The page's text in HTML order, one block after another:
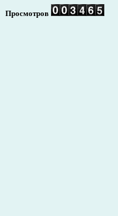
Просмотров